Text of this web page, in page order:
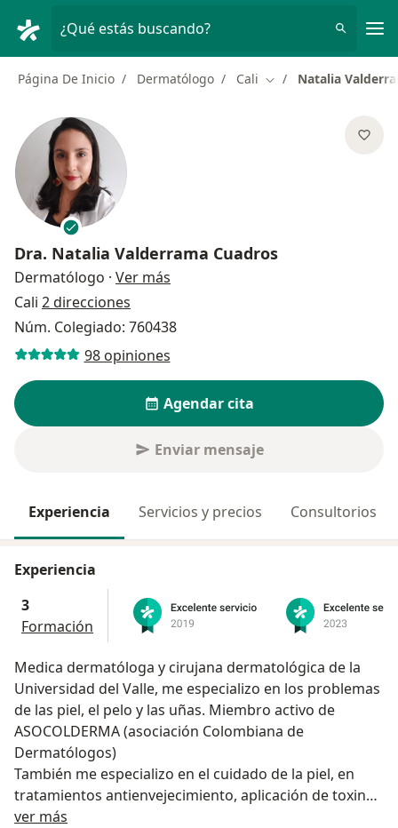
¿Qué estás buscando?
Página De Inicio Dermatólogo Cali Cambiar de ciudad
Natalia
Dra. Natalia Valderrama Cuadros
Dermatólogo · Ver más
Cali 2 direcciones
Núm. Colegiado: 760438
98 opiniones
Agendar cita
Enviar mensaje
Experiencia Servicios y precios Consultorios
Experiencia
3
Formación
Medica dermatóloga y cirujana dermatológica de la
Universidad del Valle, me especializo en los problemas
de las piel, el pelo y las uñas. Miembro activo de
ASOCOLDERMA (asociación Colombiana de
Dermatólogos)
También me especializo en el cuidado de la piel, en
tratamientos antienvejecimiento, aplicación de toxina
botulínica (Botox), aplicación de rellenos cutáneos (
ver más